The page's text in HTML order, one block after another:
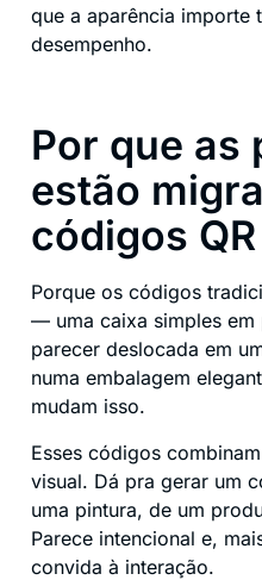
que a aparência importe
desempenho.
Por que as
estão
códigos
Porque os códigos
— uma caixa simples
parecer deslocada em
numa embalagem
mudam isso.
Esses códigos
visual. Dá pra gerar um
uma pintura, de um
Parece intencional e,
convida à interação.